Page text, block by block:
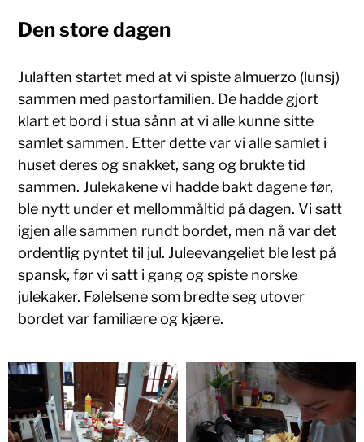
Den store dagen
Julaften startet med at vi spiste almuerzo (lunsj)
sammen med pastorfamilien. De hadde gjort
klart et bord i stua sånn at vi alle kunne sitte
samlet sammen. Etter dette var vi alle samlet i
huset deres og snakket, sang og brukte tid
sammen. Julekakene vi hadde bakt dagene før,
ble nytt under et mellommåltid på dagen. Vi satt
igjen alle sammen rundt bordet, men nå var det
ordentlig pyntet til jul. Juleevangeliet ble lest på
spansk, før vi satt i gang og spiste norske
julekaker. Følelsene som bredte seg utover
bordet var familiære og kjære.